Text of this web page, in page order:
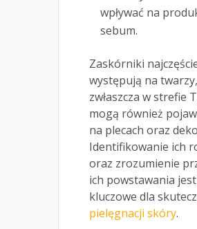
wpływać na
sebum.
Zaskórniki
występują na twarzy,
zwłaszcza w strefie
mogą również
na plecach oraz
Identifikowanie ich
oraz zrozumienie
ich powstawania jest
kluczowe dla
pielęgnacji skóry.